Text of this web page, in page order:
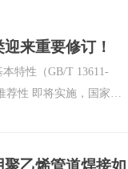
来重要修订！
即将实施
特性（GB/T 13611-
荐性 即将实施，国家标
基本特性》由333（住
，主管部门为住房城乡
乙烯管道焊接如